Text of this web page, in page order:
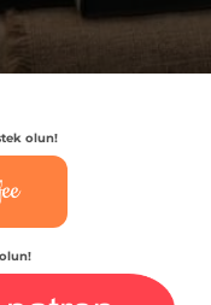
olun!